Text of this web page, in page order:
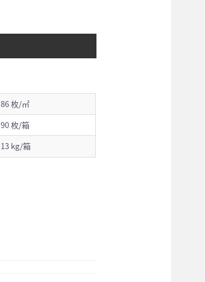
86 枚/㎡
90 枚/箱
13 kg/箱